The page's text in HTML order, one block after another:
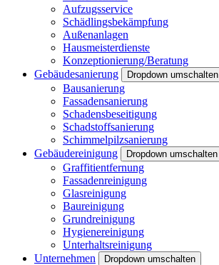
Aufzugsservice
Schädlingsbekämpfung
Außenanlagen
Hausmeisterdienste
Konzeptionierung/Beratung
Gebäudesanierung
Dropdown umschalten
Bausanierung
Fassadensanierung
Schadensbeseitigung
Schadstoffsanierung
Schimmelpilzsanierung
Gebäudereinigung
Dropdown umschalten
Graffitientfernung
Fassadenreinigung
Glasreinigung
Baureinigung
Grundreinigung
Hygienereinigung
Unterhaltsreinigung
Unternehmen
Dropdown umschalten